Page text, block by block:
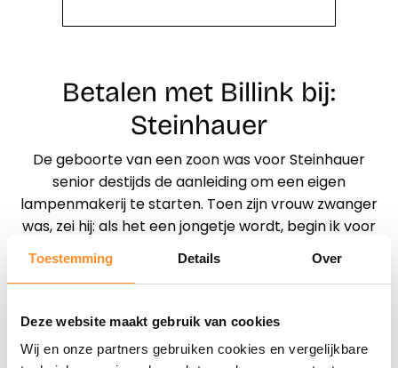
Toestemming Details Over
Deze website maakt gebruik van cookies
Wij en onze partners gebruiken cookies en vergelijkbare
Betalen met Billink bij:
Steinhauer
De geboorte van een zoon was voor Steinhauer
senior destijds de aanleiding om een eigen
lampenmakerij te starten. Toen zijn vrouw zwanger
was, zei hij: als het een jongetje wordt, begin ik voor
mijzelf. Op 21 oktober 1933 zag Steinhauer junior het
levenslicht en diezelfde dag begon de jonge vader
in Amsterdam.